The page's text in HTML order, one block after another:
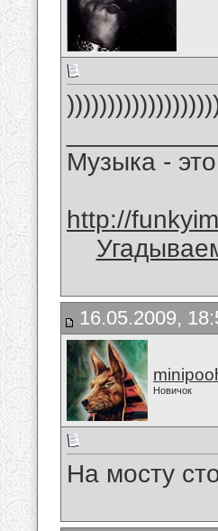
Музыка -
http://
16.05.2009,
Новичок
На мосту